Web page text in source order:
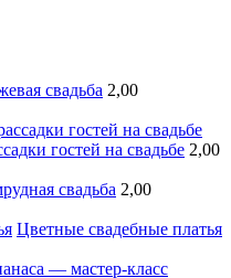
свадьба 2,00
гостей на свадьбе 2,00
свадьба 2,00
Цветные свадебные платья